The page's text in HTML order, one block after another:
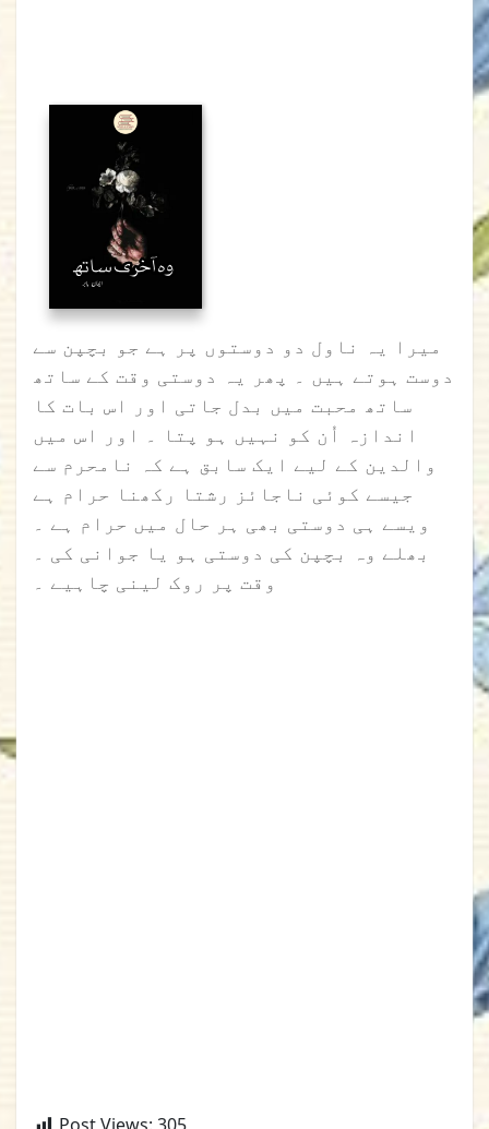
میرا یہ ناول دو دوستوں پر ہے جو بچپن سے
دوست ہوتے ہیں ۔ پھر یہ دوستی وقت کے ساتھ
ساتھ محبت میں بدل جاتی اور اس بات کا
اندازہ اُن کو نہیں ہو پتا ۔ اور اس میں
والدین کے لیے ایک سابق ہے کہ نامحرم سے
جیسے کوئی ناجائز رشتا رکھنا حرام ہے
ویسے ہی دوستی بھی ہر حال میں حرام ہے ۔
بھلے وہ بچپن کی دوستی ہو یا جوانی کی ۔